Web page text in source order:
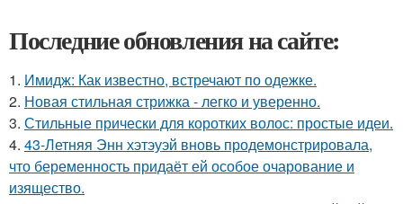
Последние обновления на сайте:
1. Имидж: Как известно, встречают по одежке.
2. Новая стильная стрижка - легко и уверенно.
3. Стильные прически для коротких волос: простые идеи.
4. 43-Летняя Энн хэтэуэй вновь продемонстрировала,
что беременность придаёт ей особое очарование и
изящество.